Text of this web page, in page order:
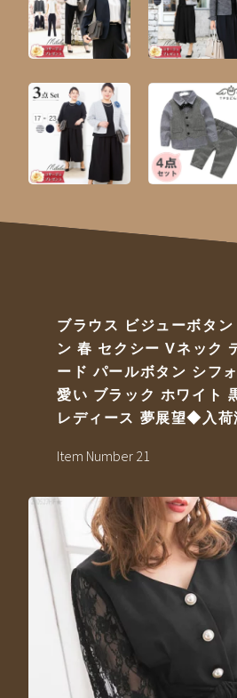
ブラウス ビジューボタ
ン 春 セクシー Vネック
ード パールボタン シフ
愛い ブラック ホワイト
レディース 夢展望◆入荷
Item Number 21